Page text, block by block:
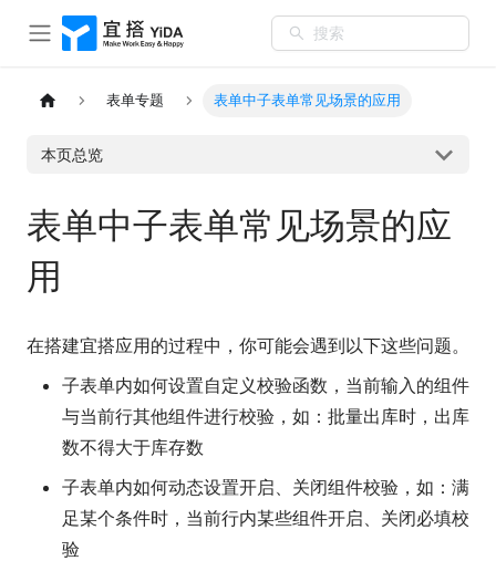
搜索
表单专题 表单中子表单常见场景的应用
本页总览
表单中子表单常见场景的应
用
在搭建宜搭应用的过程中，你可能会遇到以下这些问题。
子表单内如何设置自定义校验函数，当前输入的组件
与当前行其他组件进行校验，如：批量出库时，出库
数不得大于库存数
子表单内如何动态设置开启、关闭组件校验，如：满
足某个条件时，当前行内某些组件开启、关闭必填校
验